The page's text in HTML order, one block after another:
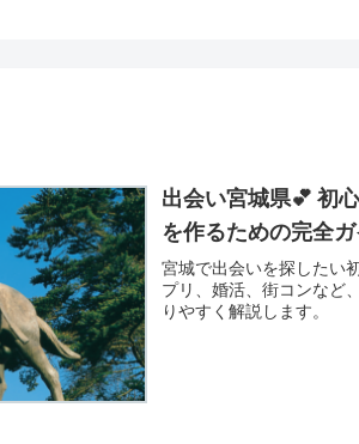
出会い宮城県💕 初
を作るための完全
宮城で出会いを探したい
プリ、婚活、街コンなど
りやすく解説します。